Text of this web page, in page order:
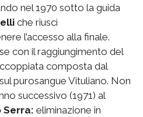
nel 1970 sotto la guida
che riuscì
l’accesso alla finale.
con il raggiungimento del
composta dal
purosangue Vituliano. Non
successivo (1971) al
Serra: eliminazione in